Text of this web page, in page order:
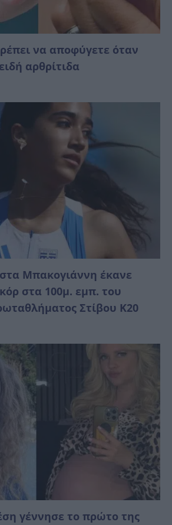
να αποφύγετε όταν
αρθρίτιδα
Μπακογιάννη έκανε
στα 100μ. εμπ. του
Στίβου Κ20
γέννησε το πρώτο της